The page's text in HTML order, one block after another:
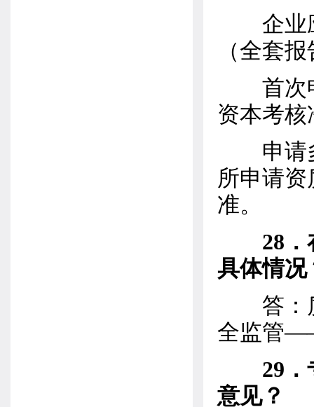
企业应
（全套
首次申
资本考
申请多
所申请
准。
28
具体情况
答：质
全监管
29
意见？